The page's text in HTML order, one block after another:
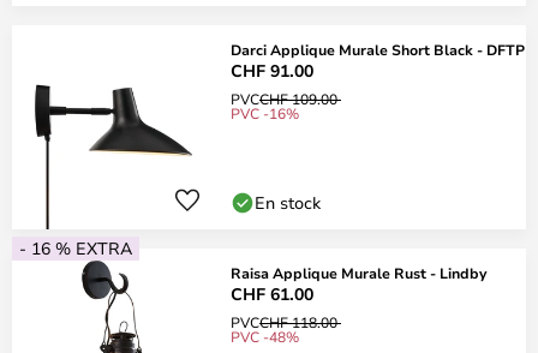
Darci Applique Murale Short Black - DFTP
CHF 91.00
PVCCHF 109.00
PVC -16%
En stock
- 16 % EXTRA
Raisa Applique Murale Rust - Lindby
CHF 61.00
PVCCHF 118.00
PVC -48%